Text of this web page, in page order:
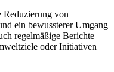
Reduzierung von
ein bewussterer Umgang
regelmäßige Berichte
oder Initiativen